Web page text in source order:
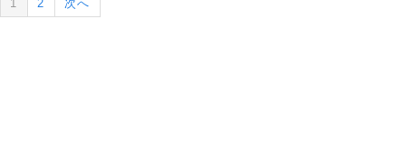
1 2 次へ